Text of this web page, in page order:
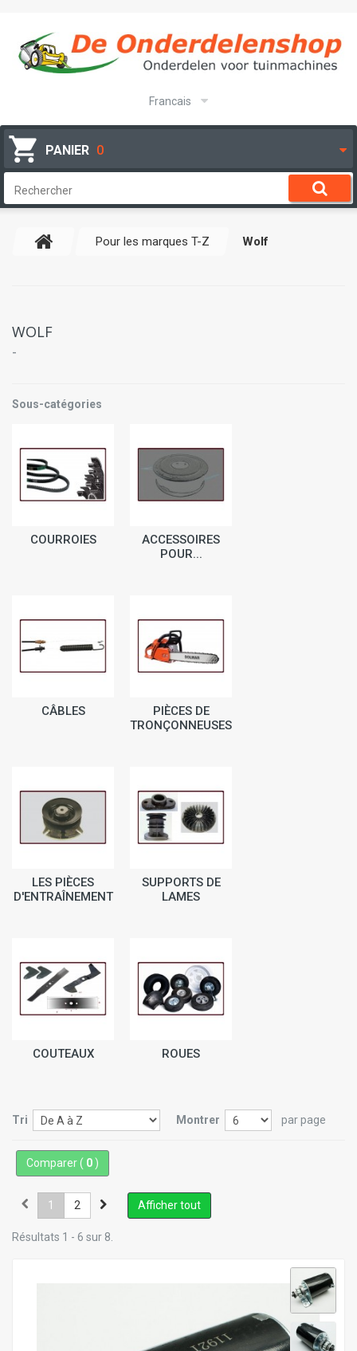
Francais
PANIER 0
Pour les marques T-Z Wolf
WOLF
-
Sous-catégories
COURROIES
ACCESSOIRES
POUR...
CÂBLES
PIÈCES DE
TRONÇONNEUSES
LES PIÈCES
D'ENTRAÎNEMENT
SUPPORTS DE
LAMES
COUTEAUX ROUES
Tri Montrer par page
Comparer ( 0 )
Afficher tout
1 2
Résultats 1 - 6 sur 8.